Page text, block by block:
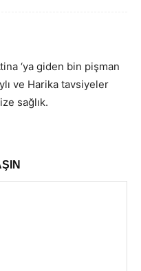
‘ya giden bin pişman
ve Harika tavsiyeler
sağlık.